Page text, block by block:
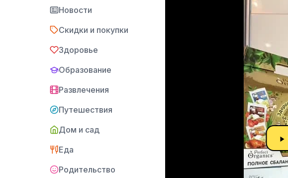
Новости
Скидки и покупки
Здоровье
Образование
Развлечения
Путешествия
Дом и сад
Еда
Родительство